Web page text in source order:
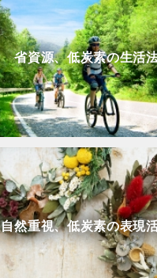
省資源、低炭素の生活
自然重視、低炭素の表現